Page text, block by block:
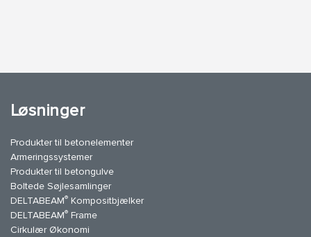
Løsninger
Produkter til betonelementer
Armeringssystemer
Produkter til betongulve
Boltede Søjlesamlinger
DELTABEAM® Kompositbjælker
DELTABEAM® Frame
Cirkulær Økonomi